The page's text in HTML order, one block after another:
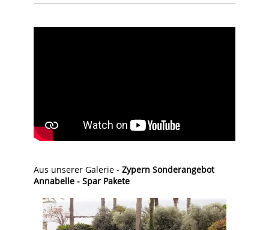
Aus unserer Galerie - Zypern Sonderangebot
Annabelle - Spar Pakete